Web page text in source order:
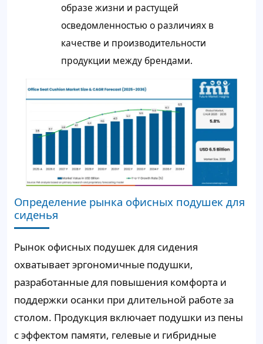
образе жизни и растущей
осведомленностью о различиях в
качестве и производительности
продукции между брендами.
Определение рынка офисных подушек для
сиденья
Рынок офисных подушек для сидения
охватывает эргономичные подушки,
разработанные для повышения комфорта и
поддержки осанки при длительной работе за
столом. Продукция включает подушки из пены
с эффектом памяти, гелевые и гибридные